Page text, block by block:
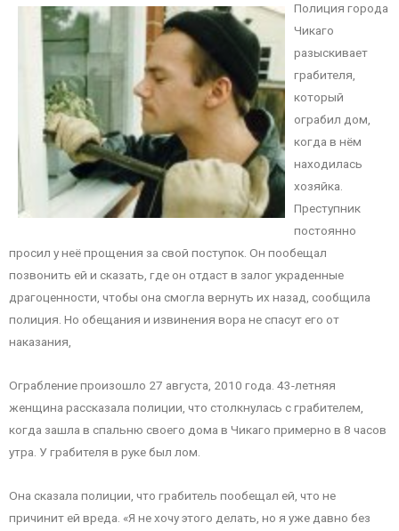
Полиция города
Чикаго
разыскивает
грабителя,
который
ограбил дом,
когда в нём
находилась
хозяйка.
Преступник
постоянно
просил у неё прощения за свой поступок. Он пообещал
позвонить ей и сказать, где он отдаст в залог украденные
драгоценности, чтобы она смогла вернуть их назад, сообщила
полиция. Но обещания и извинения вора не спасут его от
наказания,
Ограбление произошло 27 августа, 2010 года. 43-летняя
женщина рассказала полиции, что столкнулась с грабителем,
когда зашла в спальню своего дома в Чикаго примерно в 8 часов
утра. У грабителя в руке был лом.
Она сказала полиции, что грабитель пообещал ей, что не
причинит ей вреда. «Я не хочу этого делать, но я уже давно без